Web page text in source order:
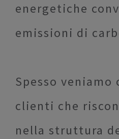
energetiche
emissioni di
Spesso
clienti che
nella struttura